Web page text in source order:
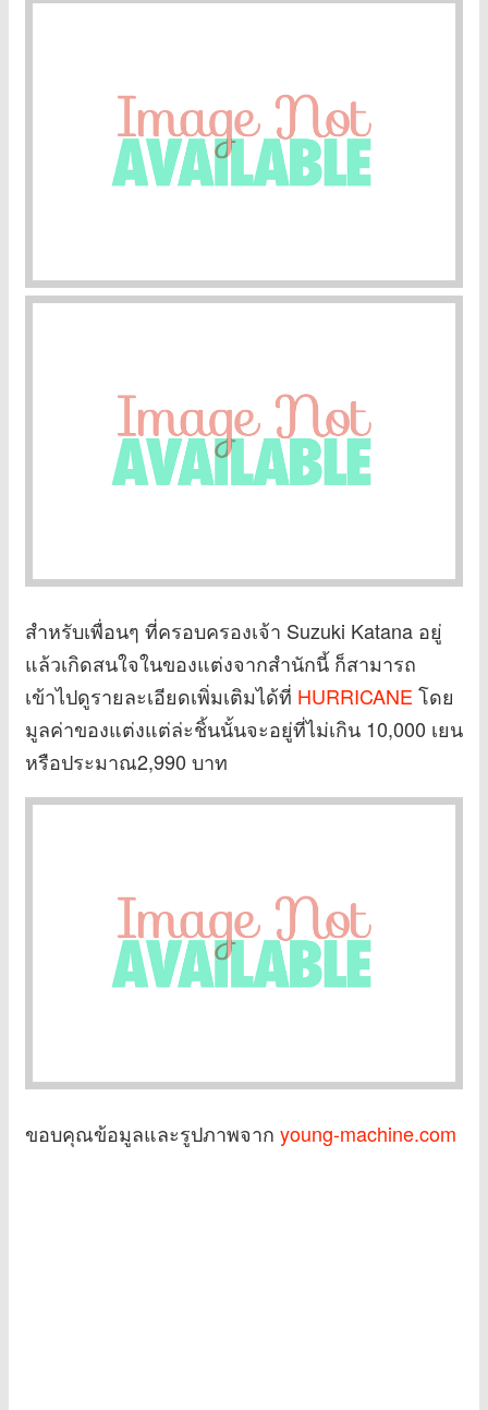
สำหรับเพื่อนๆ ที่ครอบครองเจ้า Suzuki Katana อยู่
แล้วเกิดสนใจในของแต่งจากสำนักนี้ ก็สามารถ
เข้าไปดูรายละเอียดเพิ่มเติมได้ที่ HURRICANE โดย
มูลค่าของแต่งแต่ล่ะชิ้นนั้นจะอยู่ที่ไม่เกิน 10,000 เยน
หรือประมาณ2,990 บาท
ขอบคุณข้อมูลและรูปภาพจาก young-machine.com